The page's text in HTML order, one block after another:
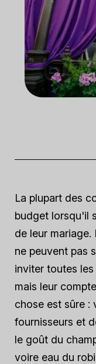
La plupart des
budget lorsqu'il
de leur
ne peuvent pas
inviter toutes
mais leur
chose est sûre :
fournisseurs et
le goût du
voire eau du